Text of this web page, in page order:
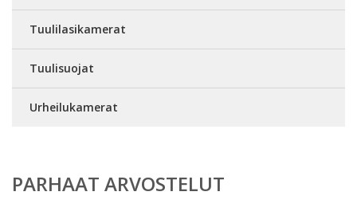
Tuulilasikamerat
Tuulisuojat
Urheilukamerat
PARHAAT ARVOSTELUT